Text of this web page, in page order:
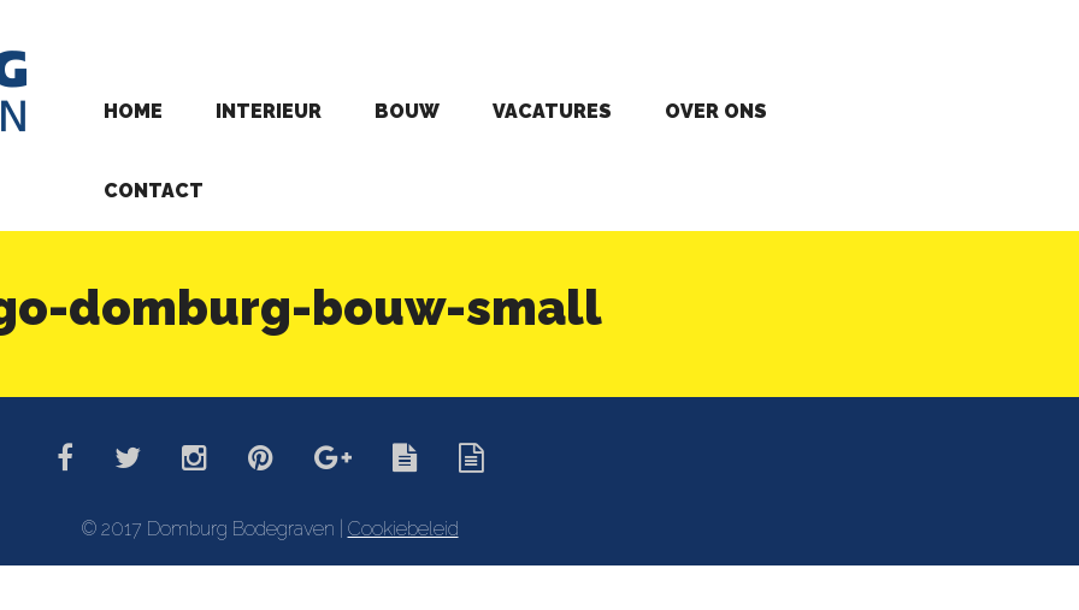
HOME INTERIEUR BOUW VACATURES OVER ONS
CONTACT
domburg-bouw-small
© 2017 Domburg Bodegraven | Cookiebeleid